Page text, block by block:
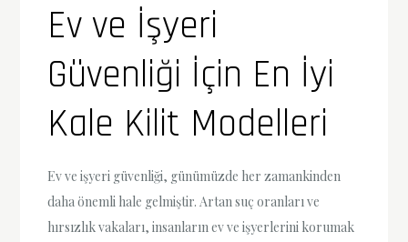
Ev ve İşyeri
Güvenliği İçin En İyi
Kale Kilit Modelleri
Ev ve işyeri güvenliği, günümüzde her zamankinden
daha önemli hale gelmiştir. Artan suç oranları ve
hırsızlık vakaları, insanların ev ve işyerlerini korumak